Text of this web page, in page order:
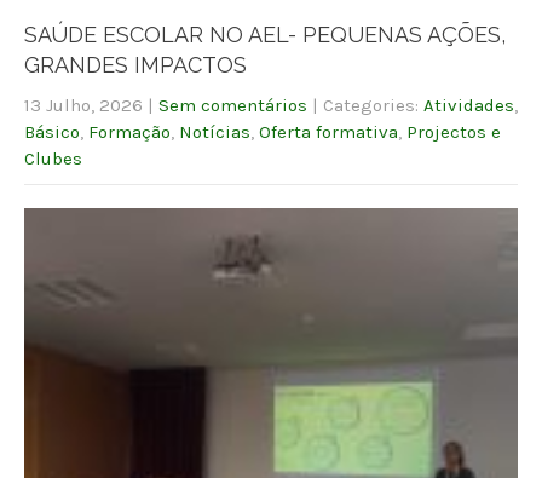
SAÚDE ESCOLAR NO AEL- PEQUENAS AÇÕES,
GRANDES IMPACTOS
13 Julho, 2026 | Sem comentários | Categories: Atividades
Básico Formação Notícias Oferta formativa Projectos e
Clubes